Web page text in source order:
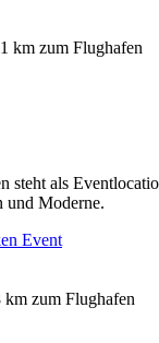
km zum Flughafen
steht als
und Moderne.
Event
km zum Flughafen